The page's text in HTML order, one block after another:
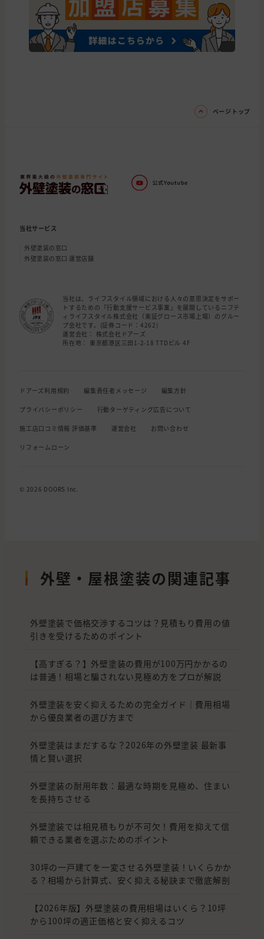
ページトップ
当社サービス
外壁塗装の窓口
外壁塗装の窓口 運営店舗
当社は、ライフスタイル領域における人々の意思決定をサポー
トするための「行動支援サービス事業」を展開しているニフテ
ィライフスタイル株式会社（東証グロース市場上場）のグルー
プ会社です。(証券コード：4262)
運営会社： 株式会社ドアーズ
所在地： 東京都港区三田1-2-18 TTDビル 4F
ドアーズ利用規約 編集責任者メッセージ 編集方針
プライバシーポリシー 行動ターゲティング広告について
施工店口コミ情報 評価基準 運営会社 お問い合わせ
リフォームローン
© 2026 DOORS Inc.
外壁・屋根塗装の関連記事
外壁塗装で価格交渉するコツは？見積もり費用の値
引きを受けるためのポイント
【高すぎる？】外壁塗装の費用が100万円かかるの
は普通！相場と騙されない見極め方をプロが解説
外壁塗装を安く抑えるための完全ガイド｜費用相場
から優良業者の選び方まで
外壁塗装はまだするな？2026年の外壁塗装 最新事
情と賢い選択
外壁塗装の耐用年数：最適な時期を見極め、住まい
を長持ちさせる
外壁塗装では相見積もりが不可欠！費用を抑えて信
頼できる業者を選ぶためのポイント
30坪の一戸建てを一変させる外壁塗装！いくらかか
る？相場から計算式、安く抑える秘訣まで徹底解剖
【2026年版】外壁塗装の費用相場はいくら？10坪
から100坪の適正価格と安く抑えるコツ